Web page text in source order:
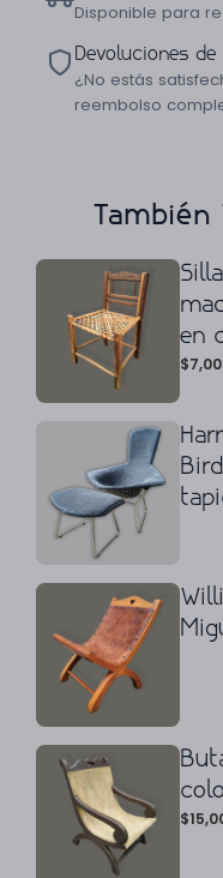
Disponible para
Devoluciones de
¿No estás
reembolso
en
$
$